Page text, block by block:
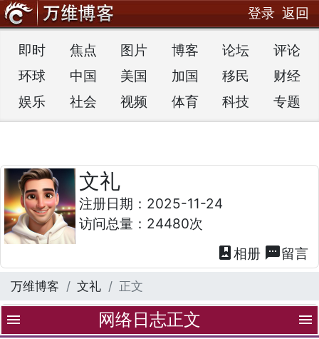
登录 返回
即时 焦点 图片 博客 论坛
评论
环球
中国 美国 加国 移民
财经
娱乐
社会 视频 体育 科技 专题
文礼
注册日期：2025-11-24
访问总量：24480次
photo_album 相册 textsms留言
万维博客 文礼 正文
menu 网络日志正文 menu